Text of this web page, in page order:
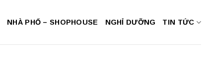
NHÀ PHỐ – SHOPHOUSE NGHỈ DƯỠNG TIN TỨC